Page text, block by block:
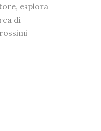
esplora
di